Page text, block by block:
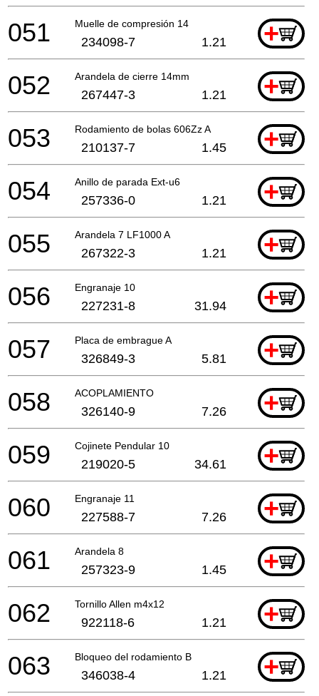
Muelle de compresión 14 +
051 234098-7 1.21
Arandela de cierre 14mm +
052 267447-3 1.21
Rodamiento de bolas 606Zz A +
053 210137-7 1.45
Anillo de parada Ext-u6 +
054 257336-0 1.21
Arandela 7 LF1000 A +
055 267322-3 1.21
Engranaje 10 +
056 227231-8 31.94
Placa de embrague A +
057 326849-3 5.81
ACOPLAMIENTO +
058 326140-9 7.26
Cojinete Pendular 10 +
059 219020-5 34.61
Engranaje 11 +
060 227588-7 7.26
Arandela 8 +
061 257323-9 1.45
Tornillo Allen m4x12 +
062 922118-6 1.21
Bloqueo del rodamiento B +
063 346038-4 1.21